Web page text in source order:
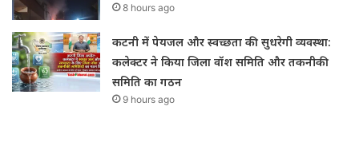
8 hours ago
कटनी में पेयजल और स्वच्छता की सुधरेगी व्यवस्था:
कलेक्टर ने किया जिला वॉश समिति और तकनीकी
समिति का गठन
9 hours ago